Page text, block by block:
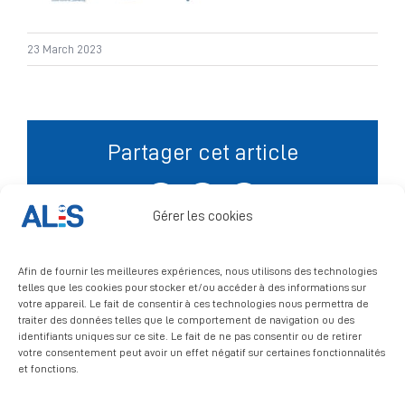
Gérer les cookies
Afin de fournir les meilleures expériences, nous utilisons des technologies
telles que les cookies pour stocker et/ou accéder à des informations sur
votre appareil. Le fait de consentir à ces technologies nous permettra de
traiter des données telles que le comportement de navigation ou des
identifiants uniques sur ce site. Le fait de ne pas consentir ou de retirer
votre consentement peut avoir un effet négatif sur certaines fonctionnalités
et fonctions.
Signalement
23 March 2023
Partager cet article